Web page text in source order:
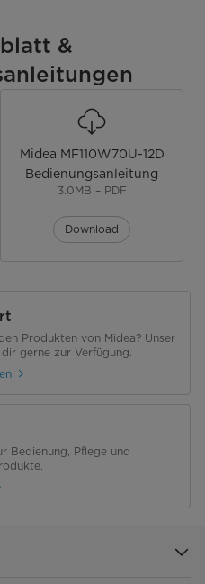
&
Midea MF110W70U-12D
Bedienungsanleitung
3.0MB – PDF
Download
Produkten von Midea? Unser
gerne zur Verfügung.
Bedienung, Pflege und